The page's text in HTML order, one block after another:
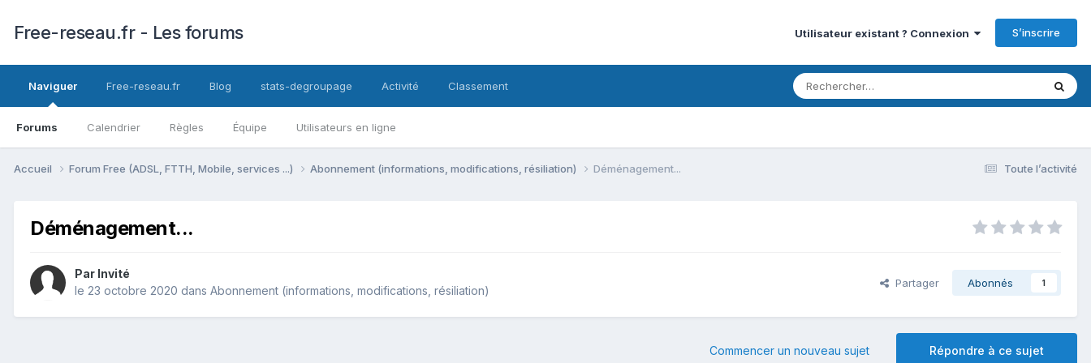
Free-reseau.fr - Les forums Utilisateur existant ? Connexion S’inscrire
Naviguer
Forums Calendrier Règles Équipe Utilisateurs en ligne
Free-reseau.fr Blog stats-degroupage Activité Classement
Toute l’activité
Accueil Forum Free (ADSL, FTTH, Mobile, services ...) Abonnement (informations, modifications, résiliation) Déménagement...
Déménagement...
Par Invité
le 23 octobre 2020 dans Abonnement (informations, modifications, résiliation)
Partager Abonnés 1
Répondre à ce sujet
Commencer un nouveau sujet